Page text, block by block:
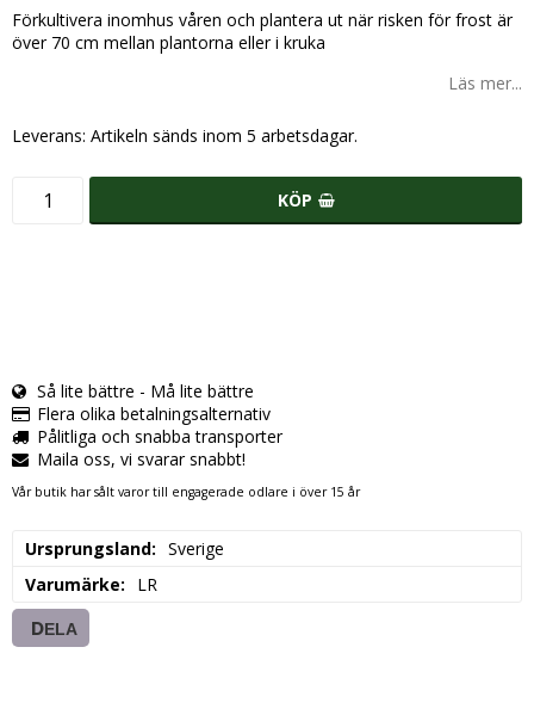
Förkultivera inomhus våren och plantera ut när risken för frost är
över 70 cm mellan plantorna eller i kruka
Läs mer...
Leverans: Artikeln sänds inom 5 arbetsdagar.
KÖP
Så lite bättre - Må lite bättre
Flera olika betalningsalternativ
Pålitliga och snabba transporter
Maila oss, vi svarar snabbt!
Vår butik har sålt varor till engagerade odlare i över 15 år
Ursprungsland
Sverige
Varumärke
LR
DELA